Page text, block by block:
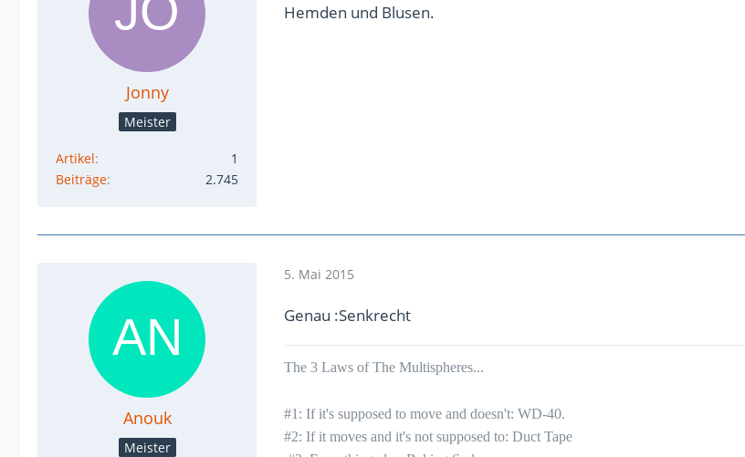
Jonny
Meister
Artikel
1
Beiträge
2.745
Hemden und Blusen.
Anouk
Meister
5. Mai 2015
Genau :Senkrecht
The 3 Laws of The Multispheres...
#1: If it's supposed to move and doesn't: WD-40.
#2: If it moves and it's not supposed to: Duct Tape